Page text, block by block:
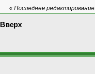
« Последнее
Вверх